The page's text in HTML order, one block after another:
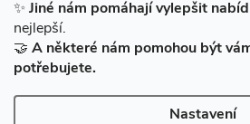
✨ Jiné nám pomáhají vylepšit
nejlepší.
🤝 A některé nám pomohou být
potřebujete.
Nastavení
Facebook